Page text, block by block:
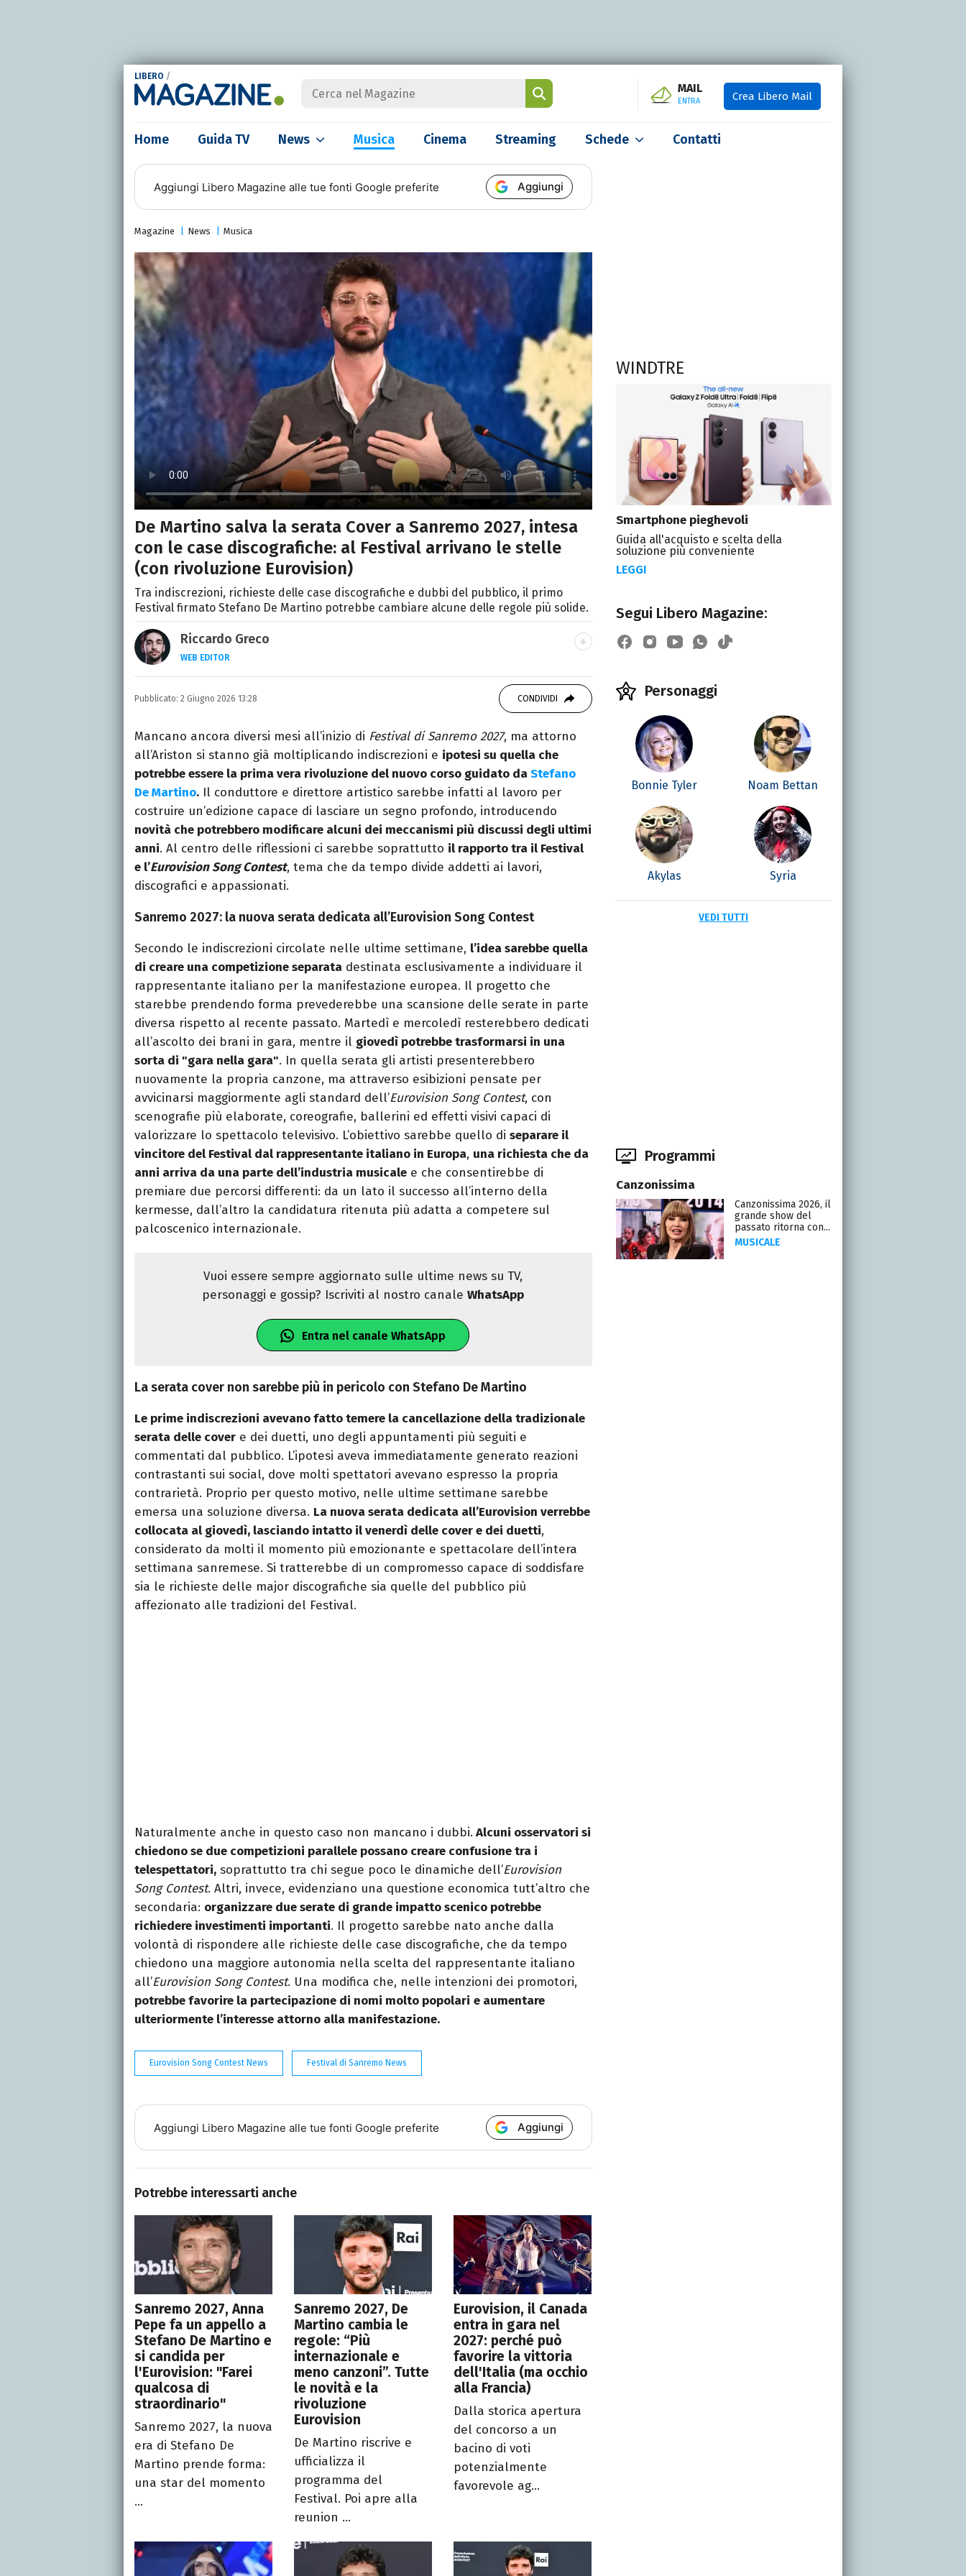
LIBERO /
MAIL
ENTRA Crea Libero Mail
Home Guida TV News Musica Cinema Streaming Schede Contatti
Aggiungi Libero Magazine alle tue fonti Google preferite Aggiungi
Magazine News Musica
De Martino salva la serata Cover a Sanremo 2027, intesa
con le case discografiche: al Festival arrivano le stelle
(con rivoluzione Eurovision)
Tra indiscrezioni, richieste delle case discografiche e dubbi del pubblico, il primo
Festival firmato Stefano De Martino potrebbe cambiare alcune delle regole più solide.
Riccardo Greco
WEB EDITOR
LINKEDIN
Si avvicina all'editoria studiando all'IED come Fashion Editor. Si
specializza poi in Comunicazione digitale, Giornalismo e Nuovi media
presso La Sapienza, collaborando con alcune testate ed uffici stampa.
Pubblicato: 2 Giugno 2026 13:28 CONDIVIDI
Mancano ancora diversi mesi all’inizio di Festival di Sanremo 2027, ma attorno
all’Ariston si stanno già moltiplicando indiscrezioni e ipotesi su quella che
potrebbe essere la prima vera rivoluzione del nuovo corso guidato daStefano
De Martino. Il conduttore e direttore artistico sarebbe infatti al lavoro per
costruire un’edizione capace di lasciare un segno profondo, introducendo
novità che potrebbero modificare alcuni dei meccanismi più discussi degli ultimi
anni. Al centro delle riflessioni ci sarebbe soprattutto il rapporto tra il Festival
e l’Eurovision Song Contest, tema che da tempo divide addetti ai lavori,
discografici e appassionati.
Sanremo 2027: la nuova serata dedicata all’Eurovision Song Contest
Secondo le indiscrezioni circolate nelle ultime settimane, l’idea sarebbe quella
di creare una competizione separata destinata esclusivamente a individuare il
rappresentante italiano per la manifestazione europea. Il progetto che
starebbe prendendo forma prevederebbe una scansione delle serate in parte
diversa rispetto al recente passato. Martedì e mercoledì resterebbero dedicati
all’ascolto dei brani in gara, mentre il giovedì potrebbe trasformarsi in una
sorta di "gara nella gara". In quella serata gli artisti presenterebbero
nuovamente la propria canzone, ma attraverso esibizioni pensate per
avvicinarsi maggiormente agli standard dell’Eurovision Song Contest, con
scenografie più elaborate, coreografie, ballerini ed effetti visivi capaci di
valorizzare lo spettacolo televisivo. L’obiettivo sarebbe quello di separare il
vincitore del Festival dal rappresentante italiano in Europa, una richiesta che da
anni arriva da una parte dell’industria musicale e che consentirebbe di
premiare due percorsi differenti: da un lato il successo all’interno della
kermesse, dall’altro la candidatura ritenuta più adatta a competere sul
palcoscenico internazionale.
Vuoi essere sempre aggiornato sulle ultime news su TV,
personaggi e gossip? Iscriviti al nostro canaleWhatsApp
Entra nel canale WhatsApp
La serata cover non sarebbe più in pericolo con Stefano De Martino
Le prime indiscrezioni avevano fatto temere la cancellazione della tradizionale
serata delle cover e dei duetti, uno degli appuntamenti più seguiti e
commentati dal pubblico. L’ipotesi aveva immediatamente generato reazioni
contrastanti sui social, dove molti spettatori avevano espresso la propria
contrarietà. Proprio per questo motivo, nelle ultime settimane sarebbe
emersa una soluzione diversa. La nuova serata dedicata all’Eurovision verrebbe
collocata al giovedì, lasciando intatto il venerdì delle cover e dei duetti,
considerato da molti il momento più emozionante e spettacolare dell’intera
settimana sanremese. Si tratterebbe di un compromesso capace di soddisfare
sia le richieste delle major discografiche sia quelle del pubblico più
affezionato alle tradizioni del Festival.
Naturalmente anche in questo caso non mancano i dubbi. Alcuni osservatori si
chiedono se due competizioni parallele possano creare confusione tra i
telespettatori, soprattutto tra chi segue poco le dinamiche dell’Eurovision
Song Contest. Altri, invece, evidenziano una questione economica tutt’altro che
secondaria: organizzare due serate di grande impatto scenico potrebbe
richiedere investimenti importanti. Il progetto sarebbe nato anche dalla
volontà di rispondere alle richieste delle case discografiche, che da tempo
chiedono una maggiore autonomia nella scelta del rappresentante italiano
all’Eurovision Song Contest. Una modifica che, nelle intenzioni dei promotori,
potrebbe favorire la partecipazione di nomi molto popolari e aumentare
ulteriormente l’interesse attorno alla manifestazione.
Eurovision Song Contest News Festival di Sanremo News
Aggiungi Libero Magazine alle tue fonti Google preferite Aggiungi
Potrebbe interessarti anche
Sanremo 2027, Anna
Pepe fa un appello a
Stefano De Martino e
si candida per
l'Eurovision: "Farei
qualcosa di
straordinario"
Sanremo 2027, la nuova
era di Stefano De
Martino prende forma:
una star del momento
...
Sanremo 2027, De
Martino cambia le
regole: “Più
internazionale e
meno canzoni”. Tutte
le novità e la
rivoluzione
Eurovision
De Martino riscrive e
ufficializza il
programma del
Festival. Poi apre alla
reunion ...
Eurovision, il Canada
entra in gara nel
2027: perché può
favorire la vittoria
dell'Italia (ma occhio
alla Francia)
Dalla storica apertura
del concorso a un
bacino di voti
potenzialmente
favorevole ag...
WINDTRE
Smartphone pieghevoli
Guida all'acquisto e scelta della
soluzione più conveniente
LEGGI
Segui Libero Magazine:
Personaggi
Bonnie Tyler Noam Bettan
Akylas Syria
VEDI TUTTI
Programmi
Canzonissima
Canzonissima 2026, il
grande show del
passato ritorna con...
MUSICALE